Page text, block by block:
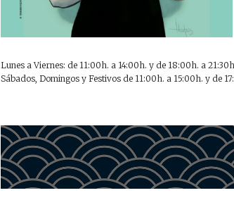
Lunes a Viernes: de 11:00h. a 14:00h. y de 18:00h. a
Sábados, Domingos y Festivos de 11:00h. a 15:00h. y de